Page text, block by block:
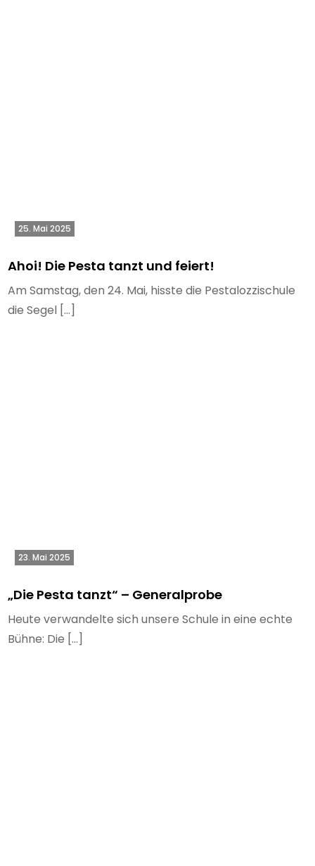
25. Mai 2025
Ahoi! Die Pesta tanzt und feiert!
Am Samstag, den 24. Mai, hisste die Pestalozzischule
die Segel […]
23. Mai 2025
„Die Pesta tanzt“ – Generalprobe
Heute verwandelte sich unsere Schule in eine echte
Bühne: Die […]